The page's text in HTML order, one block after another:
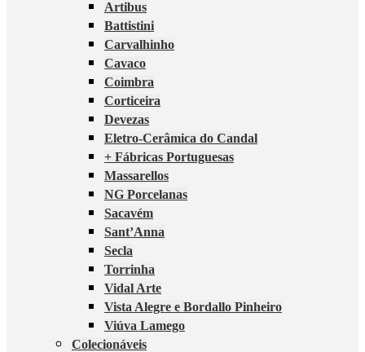
Artibus
Battistini
Carvalhinho
Cavaco
Coimbra
Corticeira
Devezas
Eletro-Cerâmica do Candal
+ Fábricas Portuguesas
Massarellos
NG Porcelanas
Sacavém
Sant’Anna
Secla
Torrinha
Vidal Arte
Vista Alegre e Bordallo Pinheiro
Viúva Lamego
Colecionáveis